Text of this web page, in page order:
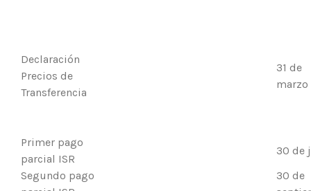
Declaración
Precios de
Transferencia
31 de
marzo
Primer pago
parcial ISR
30 de
Segundo pago
30 de